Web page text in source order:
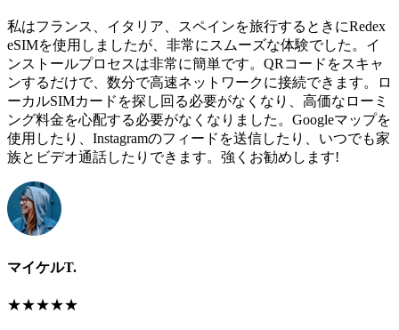
私はフランス、イタリア、スペインを旅行するときにRedex
eSIMを使用しましたが、非常にスムーズな体験でした。イ
ンストールプロセスは非常に簡単です。QRコードをスキャ
ンするだけで、数分で高速ネットワークに接続できます。ロ
ーカルSIMカードを探し回る必要がなくなり、高価なローミ
ング料金を心配する必要がなくなりました。Googleマップを
使用したり、Instagramのフィードを送信したり、いつでも家
族とビデオ通話したりできます。強くお勧めします!
マイケルT.
★★★★★